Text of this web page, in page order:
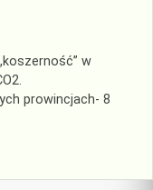
w
prowincjach- 8